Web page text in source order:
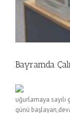
Bayramda
uğurlamaya
günü